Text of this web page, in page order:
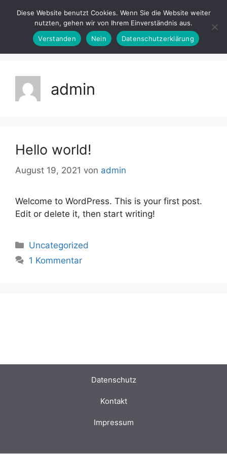
admin
Hello world!
August 19, 2021 von admin
Welcome to WordPress. This is your first post.
Edit or delete it, then start writing!
Uncategorized
1 Kommentar
Datenschutz
Kontakt
Impressum
Diese Website benutzt Cookies. Wenn Sie die Website weiter
nutzten, gehen wir von Ihrem Einverständnis aus.
Verstanden
Nein Datenschutzerklärung